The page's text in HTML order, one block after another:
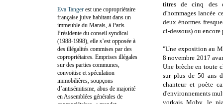
titres de cinq des
d'hommages lancée
deux énormes
ci-dessous) ou
"Une exposition au
8 novembre 2017
Une brèche en toute
sur plus de 50 ans
chanteur et poète
d'environnements
yorkais Moby, le
Eva Tanger est une copropriétaire
française juive habitant dans un
immeuble du Marais, à Paris.
Présidente du conseil syndical
(1988-1998), elle s’est opposée à
des illégalités commises par des
copropriétaires. Emprises illégales
sur des parties communes,
convoitise et spéculation
immobilières, soupçons
d’antisémitisme, abus de majorité
en Assemblées générales de